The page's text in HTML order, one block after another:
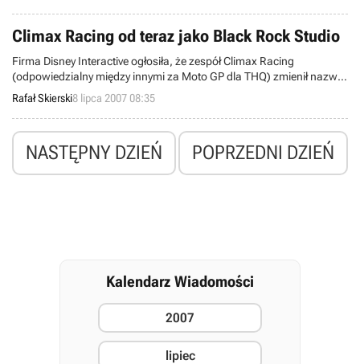
Climax Racing od teraz jako Black Rock Studio
Firma Disney Interactive ogłosiła, że zespół Climax Racing
(odpowiedzialny między innymi za Moto GP dla THQ) zmienił nazwę
na Black Rock Studio. Nie oznacza to jednak, że zmienia się jego
profil – specjalnością brytyjskiego developera dalej mają być wyścigi.
Rafał Skierski8 lipca 2007 08:35
NASTĘPNY DZIEŃ POPRZEDNI DZIEŃ
Kalendarz Wiadomości
2007
lipiec